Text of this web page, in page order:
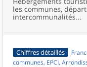
les communes,
intercommunalités...
Chiffres détaillés
communes, EPCI,